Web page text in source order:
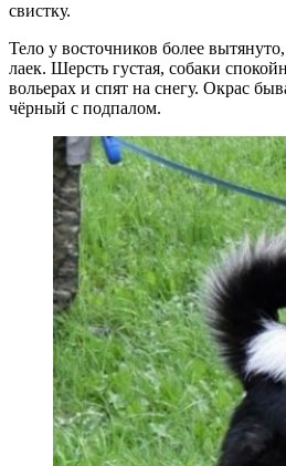
свистку.
Тело у восточников более
лаек. Шерсть густая, собаки
вольерах и спят на снегу. Окрас
чёрный с подпалом.